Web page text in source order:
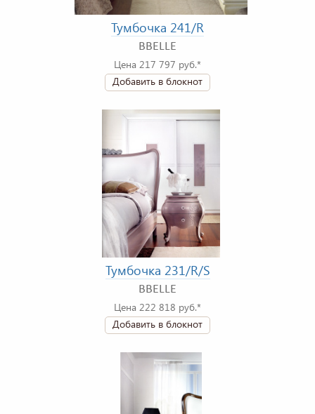
Тумбочка 241/R
BBELLE
Цена 217 797 руб.*
Добавить в блокнот
Тумбочка 231/R/S
BBELLE
Цена 222 818 руб.*
Добавить в блокнот